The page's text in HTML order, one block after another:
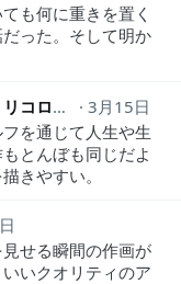
も何に重きを置く
った。そして明か
今田健太郎（ラジオポトフ／トリコロールケーキ）
3月15日
を通じて人生や生
とんぼも同じだよ
きやすい。
せる瞬間の作画が
いクオリティのア